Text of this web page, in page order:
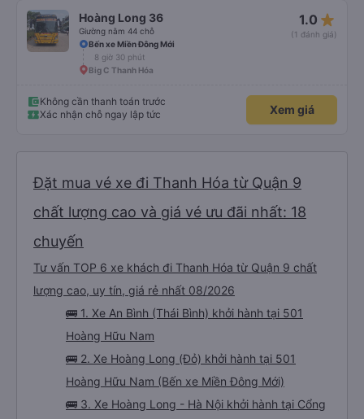
Hoàng Long 36
Giường nằm 44 chỗ
1.0 star_rate
(1 đánh giá)
Bến xe Miền Đông Mới
8 giờ 30 phút
Big C Thanh Hóa
Không cần thanh toán trước
Xác nhận chỗ ngay lập tức
Xem giá
Đặt mua vé xe đi Thanh Hóa từ Quận 9
chất lượng cao và giá vé ưu đãi nhất: 18
chuyến
Tư vấn TOP 6 xe khách đi Thanh Hóa từ Quận 9 chất
lượng cao, uy tín, giá rẻ nhất 08/2026
🚌 1. Xe An Bình (Thái Bình) khởi hành tại 501
Hoàng Hữu Nam
🚌 2. Xe Hoàng Long (Đỏ) khởi hành tại 501
Hoàng Hữu Nam (Bến xe Miền Đông Mới)
🚌 3. Xe Hoàng Long - Hà Nội khởi hành tại Cổng